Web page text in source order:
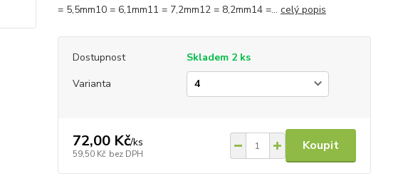
= 5,5mm10 = 6,1mm11 = 7,2mm12 = 8,2mm14 =... celý popis
Dostupnost
Skladem 2 ks
Varianta
72,00 Kč/ks
59,50 Kč bez DPH
Koupit